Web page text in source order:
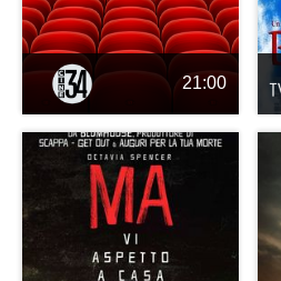
21:00